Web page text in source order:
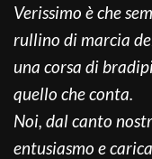
Verissimo è che
rullino di marcia
una corsa di
quello che conta.
Noi, dal canto
entusiasmo e